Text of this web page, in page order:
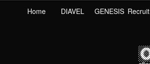
Home DIAVEL GENESIS Recruit